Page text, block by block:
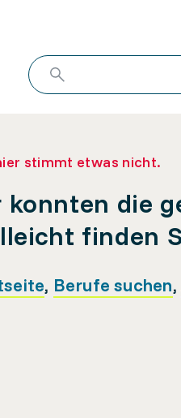
stimmt etwas nicht.
konnten die
finden
, Berufe suchen,